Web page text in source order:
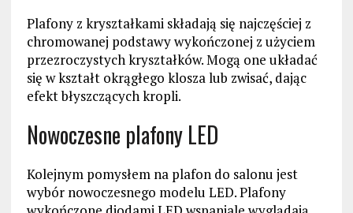
Plafony z kryształkami składają się najczęściej z
chromowanej podstawy wykończonej z użyciem
przezroczystych kryształków. Mogą one układać
się w kształt okrągłego klosza lub zwisać, dając
efekt błyszczących kropli.
Nowoczesne plafony LED
Kolejnym pomysłem na plafon do salonu jest
wybór nowoczesnego modelu LED. Plafony